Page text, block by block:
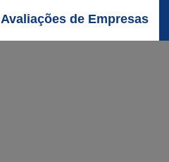
Avaliações de Empresas